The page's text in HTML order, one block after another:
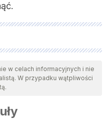
gruntownie
w celu zapewnienia ich
i ważności. Bibliografia
w celach informacyjnych i nie
W przypadku wątpliwości